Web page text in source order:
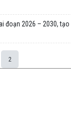
đoạn 2026 – 2030,
2